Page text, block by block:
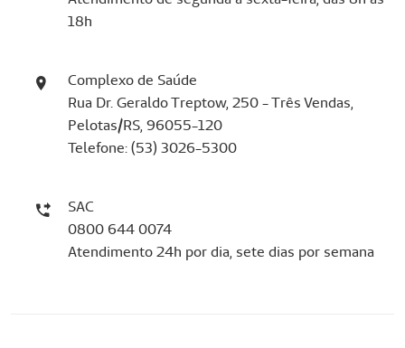
18h
Complexo de Saúde
Rua Dr. Geraldo Treptow, 250 - Três Vendas,
Pelotas/RS, 96055-120
Telefone: (53) 3026-5300
SAC
0800 644 0074
Atendimento 24h por dia, sete dias por semana